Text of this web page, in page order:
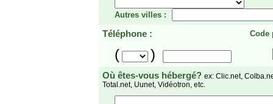
Autres villes :
Téléphone : Code
( )
Où êtes-vous hébergé? ex: Clic.net,
Total.net, Uunet, Vidéotron, etc.